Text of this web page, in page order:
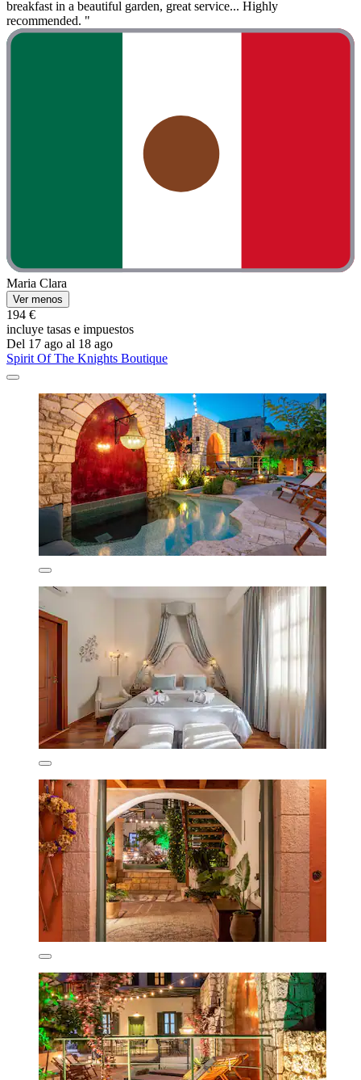
breakfast in a beautiful garden, great service... Highly
recommended. "
Maria Clara
Ver menos
194 €
incluye tasas e impuestos
Del 17 ago al 18 ago
Spirit Of The Knights Boutique